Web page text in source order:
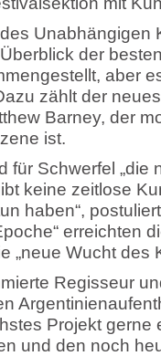
Unabhängigen
der
aber
zählt der
Barney, der
ist.
für Schwerfel „die
keine zeitlose
haben“,
erreichten
„neue Wucht des
Regisseur
Projekt gerne
und den noch